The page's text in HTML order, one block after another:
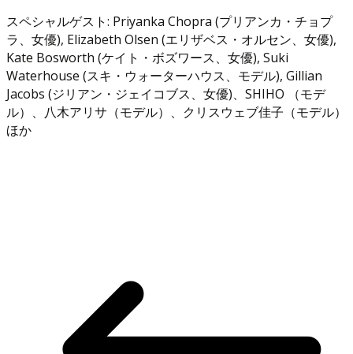
スペシャルゲスト: Priyanka Chopra (プリアンカ・チョプ
ラ、女優), Elizabeth Olsen (エリザベス・オルセン、女優),
Kate Bosworth (ケイト・ボズワース、女優), Suki
Waterhouse (スキ・ウォーターハウス、モデル), Gillian
Jacobs (ジリアン・ジェイコブス、女優)、SHIHO （モデ
ル）、八木アリサ（モデル）、クリスウェブ佳子（モデル）
ほか